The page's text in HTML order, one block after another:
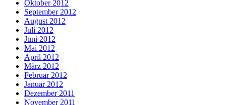
Oktober 2012
September 2012
August 2012
Juli 2012
Juni 2012
Mai 2012
April 2012
März 2012
Februar 2012
Januar 2012
Dezember 2011
November 2011